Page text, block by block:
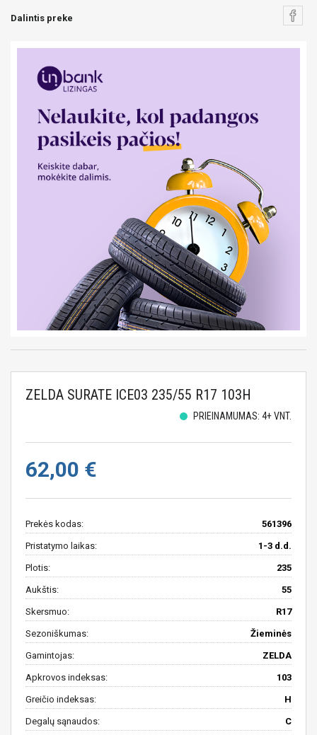
Dalintis preke
ZELDA SURATE ICE03 235/55 R17 103H
PRIEINAMUMAS: 4+ VNT.
62,00 €
Prekės kodas: 561396
Pristatymo laikas: 1-3 d.d.
Plotis: 235
Aukštis: 55
Skersmuo: R17
Sezoniškumas: Žieminės
Gamintojas: ZELDA
Apkrovos indeksas: 103
Greičio indeksas: H
Degalų sąnaudos: C